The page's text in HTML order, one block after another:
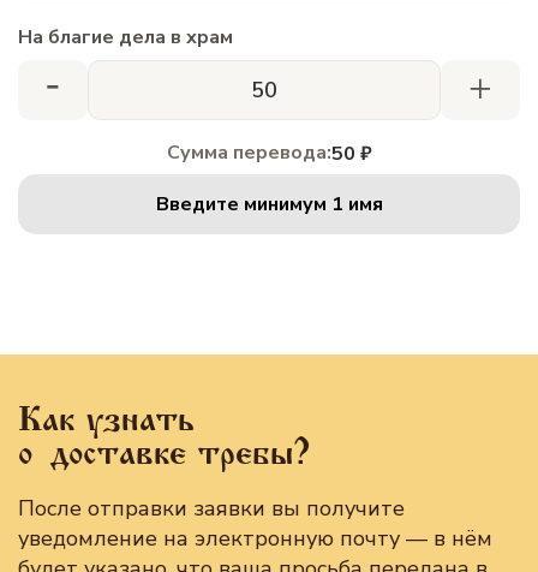
На благие дела в храм
- +
Сумма перевода:50 ₽
Введите минимум 1 имя
Как узнать
о доставке требы?
После отправки заявки вы получите
уведомление на электронную почту — в нём